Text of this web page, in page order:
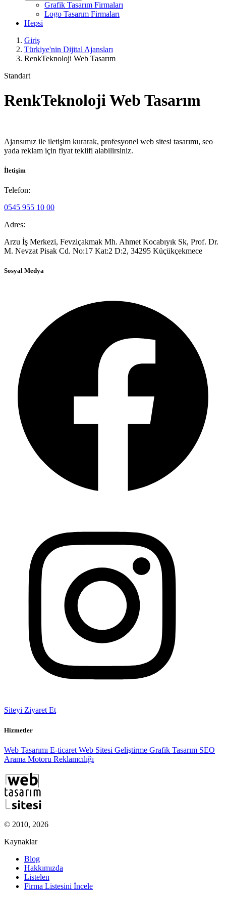
Grafik Tasarım Firmaları
Logo Tasarım Firmaları
Hepsi
Giriş
Türkiye'nin Dijital Ajansları
RenkTeknoloji Web Tasarım
Standart
RenkTeknoloji Web Tasarım
Ajansımız ile iletişim kurarak, profesyonel web sitesi tasarımı, seo
yada reklam için fiyat teklifi alabilirsiniz.
İletişim
Telefon:
0545 955 10 00
Adres:
Arzu İş Merkezi, Fevziçakmak Mh. Ahmet Kocabıyık Sk, Prof. Dr.
M. Nevzat Pisak Cd. No:17 Kat:2 D:2, 34295 Küçükçekmece
Sosyal Medya
Siteyi Ziyaret Et
Hizmetler
Web Tasarımı E-ticaret Web Sitesi Geliştirme Grafik Tasarım SEO
Arama Motoru Reklamcılığı
© 2010, 2026
Kaynaklar
Blog
Hakkımızda
Listelen
Firma Listesini İncele